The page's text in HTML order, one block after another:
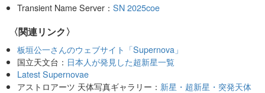
Transient Name Server：SN 2025coe
〈関連リンク〉
板垣公一さんのウェブサイト「Supernova」
国立天文台： 日本人が発見した超新星一覧
Latest Supernovae
アストロアーツ 天体写真ギャラリー： 新星・超新星・突発天体